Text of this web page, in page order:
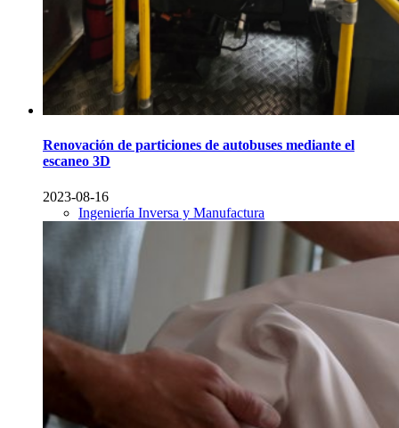
Renovación de particiones de autobuses mediante el
escaneo 3D
2023-08-16
Ingeniería Inversa y Manufactura